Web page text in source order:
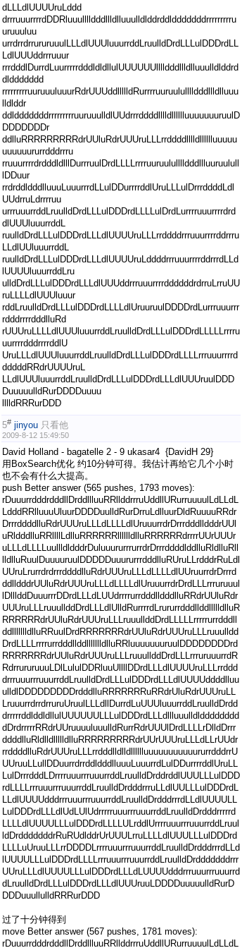
dLLLdlUUUUruLddd
drrruuurrrrdDDRluuulllldddllldlluuulldlddrddldddddddrrrrrrrrru
uruuuluu
urrdrrdrrururuuulLLLdlUUUluuurrddLruulldDrdLLLulDDDrdLL
LdlUUUddrrruuur
rrrdddlDurrdLuurrrrrdddldldllulUUUUUUlllldddllldlluuulldlddrd
dlddddddd
rrrrrrrrruuruuuluuurRdrUUUddllllldRurrrruuruululllldddllldlluuu
lldlddr
ddldddddddrrrrrrrrruuruuulldlUUdrrrddddlllldlllllluuuuuuuruulD
DDDDDDDr
ddlluRRRRRRRRRdrUUluRdrUUUruLLLrrddddlllldlllllluuuuu
uuuuuururrdddrrru
rruuurrrrdrdddldlllDurrruulDrdLLLLrrrruuruululllldddllluuruulull
lDDuur
rrdrddldddlluuuLuuurrrdLLulDDurrrrddlUruLLLulDrrrddddLdl
UUdrruLdrrrruu
urrruuurrddLruulldDrdLLLulDDDrdLLLLulDrdLurrrruuurrrrdrd
dlUUUluuurrddL
ruulldDrdLLLulDDDrdLLLdlUUUUruLLLrrddddrrruuurrrrddrrru
LLdlUUluuurrddL
ruulldDrdLLLulDDDrdLLLdlUUUUruLddddrrruuurrrrddrrrdLLd
lUUUUluuurrddLru
ulldDrdLLLulDDDrdLLLdlUUUddrrruuurrrrddddddrdrruLrruUU
ruLLLLdlUUUluuur
rddLruulldDrdLLLulDDDrdLLLLdlUruuruulDDDDrdLurrruuurrr
rdddrrrrdddlluRd
rUUUruLLLLdlUUUluuurrddLruulldDrdLLLulDDDrdLLLLLrrrru
uurrrrdddrrrrddlU
UruLLLdlUUUluuurrddLruulldDrdLLLulDDDrdLLLLrrruuurrrrd
dddddRRdrUUUUruL
LLdlUUUluuurrddLruulldDrdLLLulDDDrdLLLdlUUUruulDDD
DuuuuulldRurDDDDuuuu
lllldRRRurDDD
5# jinyou 只看他
2009-8-12 15:49:50
David Holland - bagatelle 2 - 9 ukasar4 {DavidH 29}
用BoxSearch优化 约10分钟可得。我估计再给它几个小时
也不会有什么大提高。
push Better answer (565 pushes, 1793 moves):
rDuuurrdddrdddllDrddllluuRRllddrrruUddllURurruuuulLdLLdL
LdddRRlluuuUluurDDDDuulldRurDrruLdlluurDldRuuuuRRdr
DrrrddddlluRdrUUUruLLLdLLLLdlUruuurrdrDrrrdddlldddrUUl
uRldddlluRRllllLdlluRRRRRRlllllldlluRRRRRRdrrrrUUrUUUr
uLLLdLLLLuullldldddrDuluuururrrurrdrDrrrddddlddlluRldlluRll
lldlluRuulDuuuuruulDDDDDuuururrrdddlluRUruLLrdddrRuLdl
UUruLrurrdrdrrrddddlluRdrUUUruLLLdLLLLdlUUruurrdrDrrrd
ddlldddrUUluRdrUUUruLLLdLLLLdlUruuurrdrDrdLLLrrruruuul
lDlllddDuuurrrDDrdLLLdLUUdrrrrurrdddlldddlluRRdrUUluRdr
UUUruLLLruuullddDrdLLLdlUlldRurrrrdLrururrdddllddllllldlluR
RRRRRRdrUUluRdrUUUruLLLruuullddDrdLLLLLrrrrrurrdddll
ddllllllldlluRRuulDrdRRRRRRRdrUUluRdrUUUruLLLruuulldd
DrdLLLLrrrrurrdddllddllllllldlluRRluuuuuuuruulDDDDDDDDrd
RRRRRRRdrUUluRdrUUUruLLLruuullddDrdLLLrrruruuurrdR
RdrrururuuuLDlLululDDRluuUllllDDrdLLLdlUUUUruLLLrrddd
drrruuurrruuurrddLruulldDrdLLLulDDDrdLLLdlUUUUddddlluu
ulldlDDDDDDDDDrdddlluRRRRRRRuRRdrUluRdrUUUruLL
LruuurrdrrdrruruUruulLLLdllDurrdLuUUUluuurrddLruulldDrdd
drrrrrddlddldllulUUUUUULLLulDDDrdLLLdllluuulldldddddddd
dDrdrrrrrRRdrUUruuuuluuulldRurrRdrUUUlDrdLLLLrDlldDrrr
ddddlluRldlldllllldlluRRRRRRRRRdrUUrUUUruLLLdLLrUUdr
rrddddlluRdrUUUruLLLrrdddlldlldlllllluuuuuuuuuuururrdddrrU
UUruuLLullDDuurrdrrddldddlluuuLuuurrdLulDDurrrrddlUruLL
LulDrrrdddLDrrrruuurrruuurrddLruulldDrddrddlUUULLLulDDD
rdLLLLrrruuurrruuurrddLruulldDrdddrrruLLdlUULLLulDDDrdL
LLdlUUUUdddrrruuurrruuurrddLruulldDrdddrrrdLLdlUUUULL
LulDDDrdLLLdlUdLUlUdrrrrruuurrruuurrddLruulldDrdddrrrrrd
LLLLdlUUUULLLulDDDrdLLLLULrddlUrrrruuurrruuurrddLruul
ldDrdddddddrRuRUdlddrUrUUULrruLLLLdlUUULLLulDDDrd
LLLLuUruuLLLrrDDDDLrrrruuurrruuurrddLruulldDrdddrrrdLLd
lUUUULLLulDDDrdLLLLrrruuurrruuurrddLruulldDrdddddddrrr
UUruLLLdlUUUULLLulDDDrdLLLdLUUUUdddrrruuurrruuurrd
dLruulldDrdLLLulDDDrdLLLdlUUUruuLDDDDuuuuulldRurD
DDDuuullulldRRRurDDD
过了十分钟得到
move Better answer (567 pushes, 1781 moves):
rDuuurrdddrdddllDrddllluuRRllddrrruUddllURurruuuulLdLLdL